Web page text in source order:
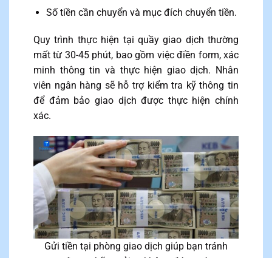
Số tiền cần chuyển và mục đích chuyển tiền.
Quy trình thực hiện tại quầy giao dịch thường
mất từ 30-45 phút, bao gồm việc điền form, xác
minh thông tin và thực hiện giao dịch. Nhân
viên ngân hàng sẽ hỗ trợ kiểm tra kỹ thông tin
để đảm bảo giao dịch được thực hiện chính
xác.
Gửi tiền tại phòng giao dịch giúp bạn tránh